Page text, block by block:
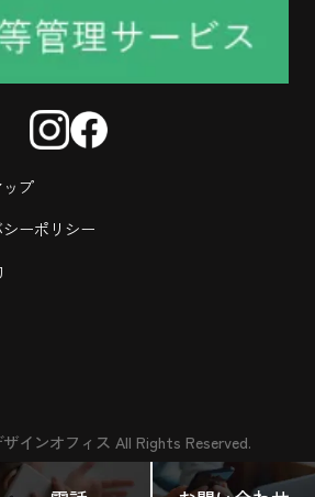
プ
ーポリシー
インオフィス All Rights Reserved.